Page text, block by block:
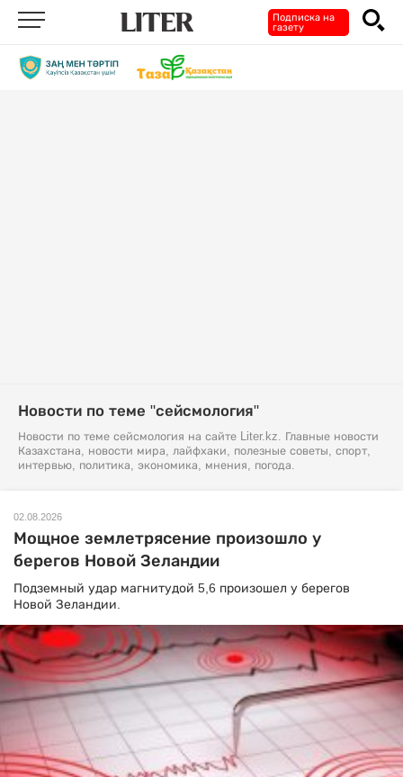
Подписка на
газету
Новости по теме "сейсмология"
Новости по теме сейсмология на сайте Liter.kz. Главные новости
Казахстана, новости мира, лайфхаки, полезные советы, спорт,
интервью, политика, экономика, мнения, погода.
02.08.2026
Мощное землетрясение произошло у
берегов Новой Зеландии
Подземный удар магнитудой 5,6 произошел у берегов
Новой Зеландии.